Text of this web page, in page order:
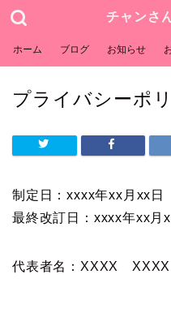
チャンさ
ホーム ブログ お知らせ
プライバシーポ
制定日：xxxx年xx月xx日
最終改訂日：xxxx年xx月
代表者名：XXXX XXXX